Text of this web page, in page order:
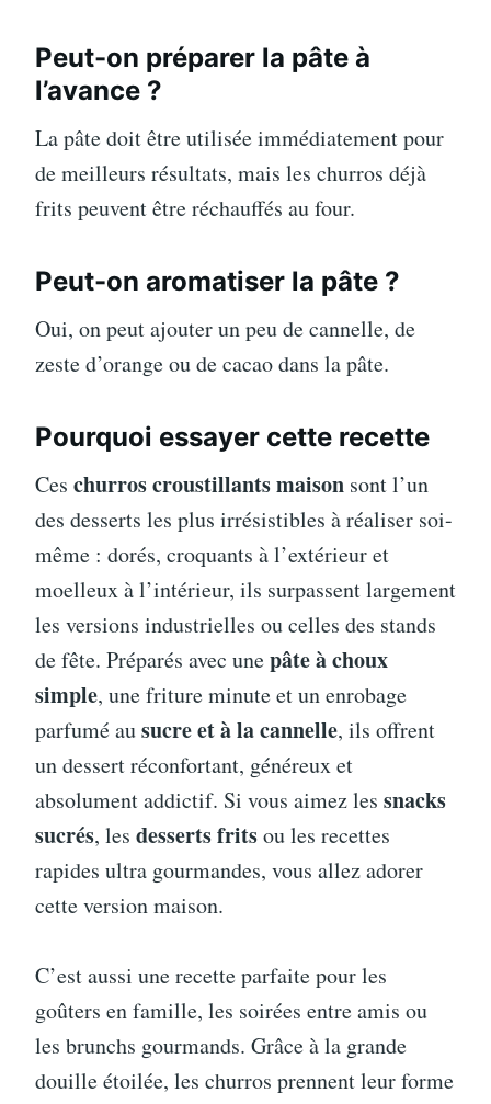
Peut-on préparer la pâte à
l’avance ?
La pâte doit être utilisée immédiatement pour
de meilleurs résultats, mais les churros déjà
frits peuvent être réchauffés au four.
Peut-on aromatiser la pâte ?
Oui, on peut ajouter un peu de cannelle, de
zeste d’orange ou de cacao dans la pâte.
Pourquoi essayer cette recette
Ces churros croustillants maison sont l’un
des desserts les plus irrésistibles à réaliser soi-
même : dorés, croquants à l’extérieur et
moelleux à l’intérieur, ils surpassent largement
les versions industrielles ou celles des stands
de fête. Préparés avec unepâte à choux
simple, une friture minute et un enrobage
parfumé ausucre et à la cannelle, ils offrent
un dessert réconfortant, généreux et
absolument addictif. Si vous aimez les snacks
sucrés, les desserts fritsou les recettes
rapides ultra gourmandes, vous allez adorer
cette version maison.
C’est aussi une recette parfaite pour les
goûters en famille, les soirées entre amis ou
les brunchs gourmands. Grâce à la grande
douille étoilée, les churros prennent leur forme